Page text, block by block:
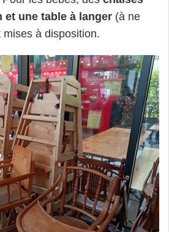
et une table à langer (à ne
à disposition.